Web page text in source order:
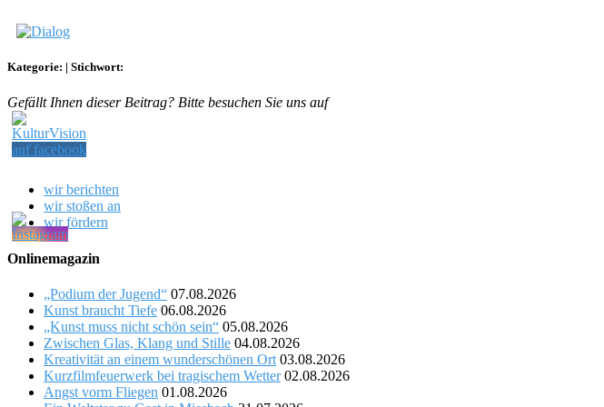
Kategorie: | Stichwort:
Gefällt Ihnen dieser Beitrag? Bitte besuchen Sie uns auf
wir berichten
wir stoßen an
wir fördern
Onlinemagazin
„Podium der Jugend“ 07.08.2026
Kunst braucht Tiefe 06.08.2026
„Kunst muss nicht schön sein“ 05.08.2026
Zwischen Glas, Klang und Stille 04.08.2026
Kreativität an einem wunderschönen Ort 03.08.2026
Kurzfilmfeuerwerk bei tragischem Wetter 02.08.2026
Angst vorm Fliegen 01.08.2026